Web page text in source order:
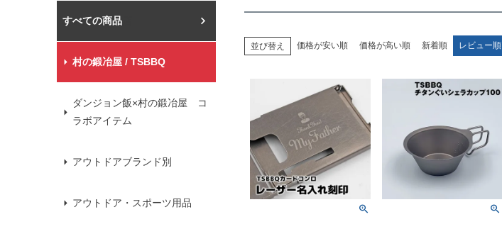
村の鍛冶屋本店
村の鍛冶屋 / TSBBQ
ダンジョン飯×村の鍛冶屋 コ
ラボアイテム
アウトドアブランド別
アウトドア・スポーツ用品
並び替え 価格が安い順 価格が高い順 新着順 レビュー順